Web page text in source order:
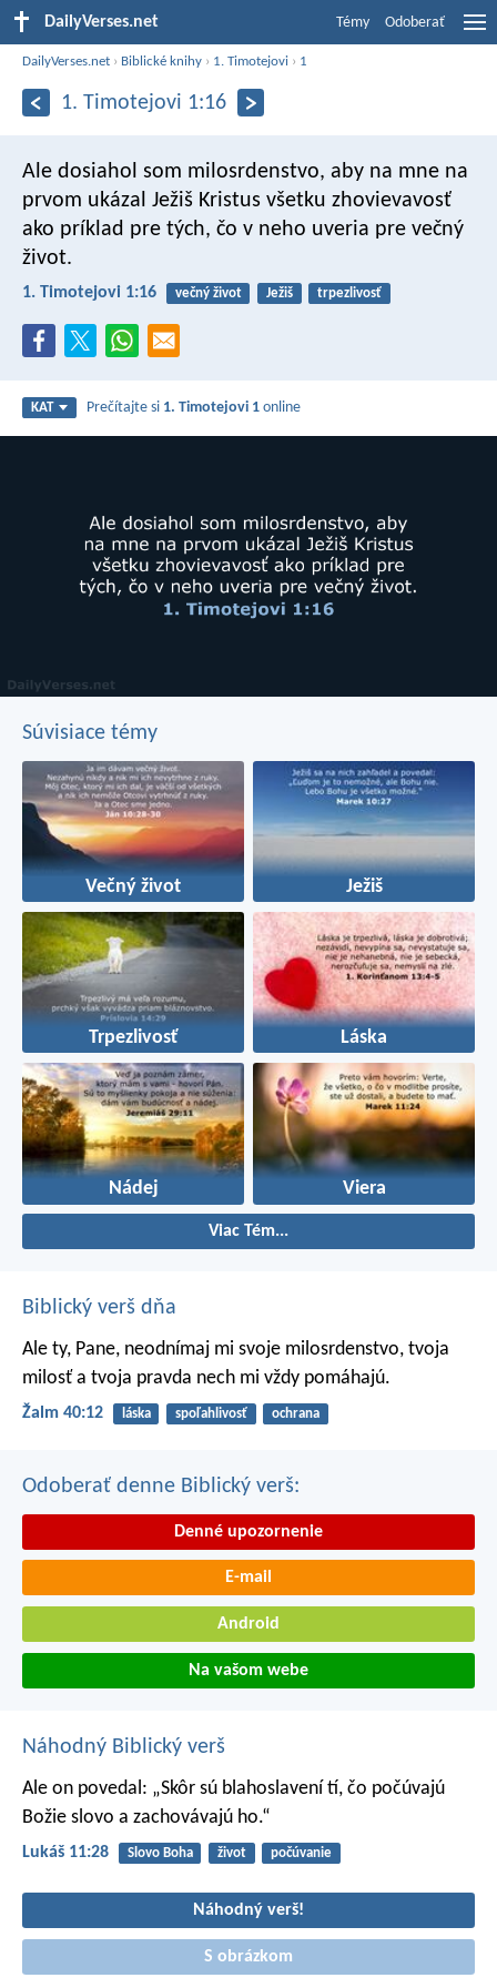
DailyVerses.net Témy Odoberať
DailyVerses.net › Biblické knihy › 1. Timotejovi › 1
1. Timotejovi 1:16
Ale dosiahol som milosrdenstvo, aby na mne na
prvom ukázal Ježiš Kristus všetku zhovievavosť
ako príklad pre tých, čo v neho uveria pre večný
život.
1. Timotejovi 1:16 večný život Ježiš trpezlivosť
KAT Prečítajte si 1. Timotejovi 1 online
Súvisiace témy
Večný život Ježiš
Trpezlivosť Láska
Nádej Viera
Viac Tém...
Biblický verš dňa
Ale ty, Pane, neodnímaj mi svoje milosrdenstvo, tvoja
milosť a tvoja pravda nech mi vždy pomáhajú.
Žalm 40:12 láska spoľahlivosť ochrana
Odoberať denne Biblický verš:
Denné upozornenie
E-mail
Android
Na vašom webe
Náhodný Biblický verš
Ale on povedal: „Skôr sú blahoslavení tí, čo počúvajú
Božie slovo a zachovávajú ho.“
Lukáš 11:28 Slovo Boha život počúvanie
Náhodný verš!
S obrázkom